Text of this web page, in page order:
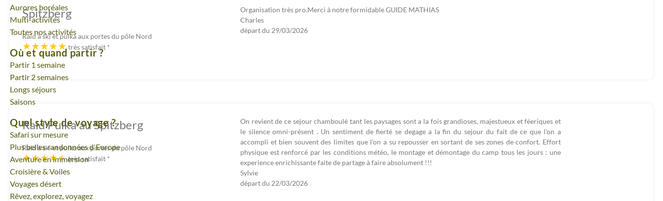
Aurores boréales
Multi-activités
Toutes nos activités
Où et quand partir ?
Partir 1 semaine
Partir 2 semaines
Longs séjours
Saisons
Quel style de voyage ?
Safari sur mesure
Plus belles randonnées d'Europe
Aventure en immersion
Croisière & Voiles
Voyages désert
Rêvez, explorez, voyagez
Spitzberg
Raid à ski et pulka aux portes du pôle Nord
très satisfait *
Organisation très pro.Merci à notre formidable GUIDE MATHIAS
Charles
départ du 29/03/2026
Raid Pulka au Spitzberg
Raid à ski et pulka aux portes du pôle Nord
très satisfait *
On revient de ce sejour chamboulé tant les paysages sont a la fois grandioses, majestueux et féeriques et
le silence omni-présent . Un sentiment de fierté se degage a la fin du sejour du fait de ce que l'on a
accompli et bien souvent des limites que l'on a su repousser en sortant de ses zones de confort. Effort
physique est renforcé par les conditions météo, le montage et démontage du camp tous les jours : une
experience enrichissante faite de partage à faire absolument !!!
Sylvie
départ du 22/03/2026